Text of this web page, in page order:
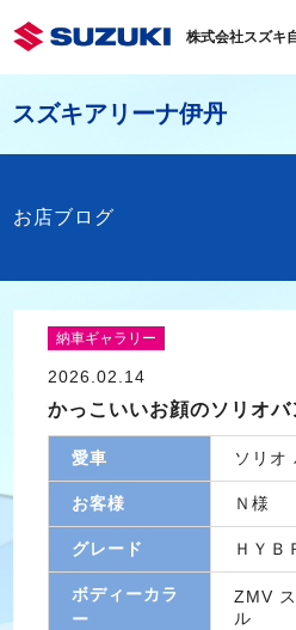
株式会社スズキ
スズキアリーナ伊丹
お店ブログ
納車ギャラリー
2026.02.14
かっこいいお顔のソリオバ
愛車 ソリオ
お客様 Ｎ様
グレード ＨＹ
ボディーカラ
ー
ZMV
ル